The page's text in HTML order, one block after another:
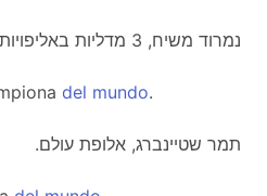
.נמרוד משיח, 3 מדליות באליפויות עולם
del mundo.
.תמר שטיינברג, אלופת עולם